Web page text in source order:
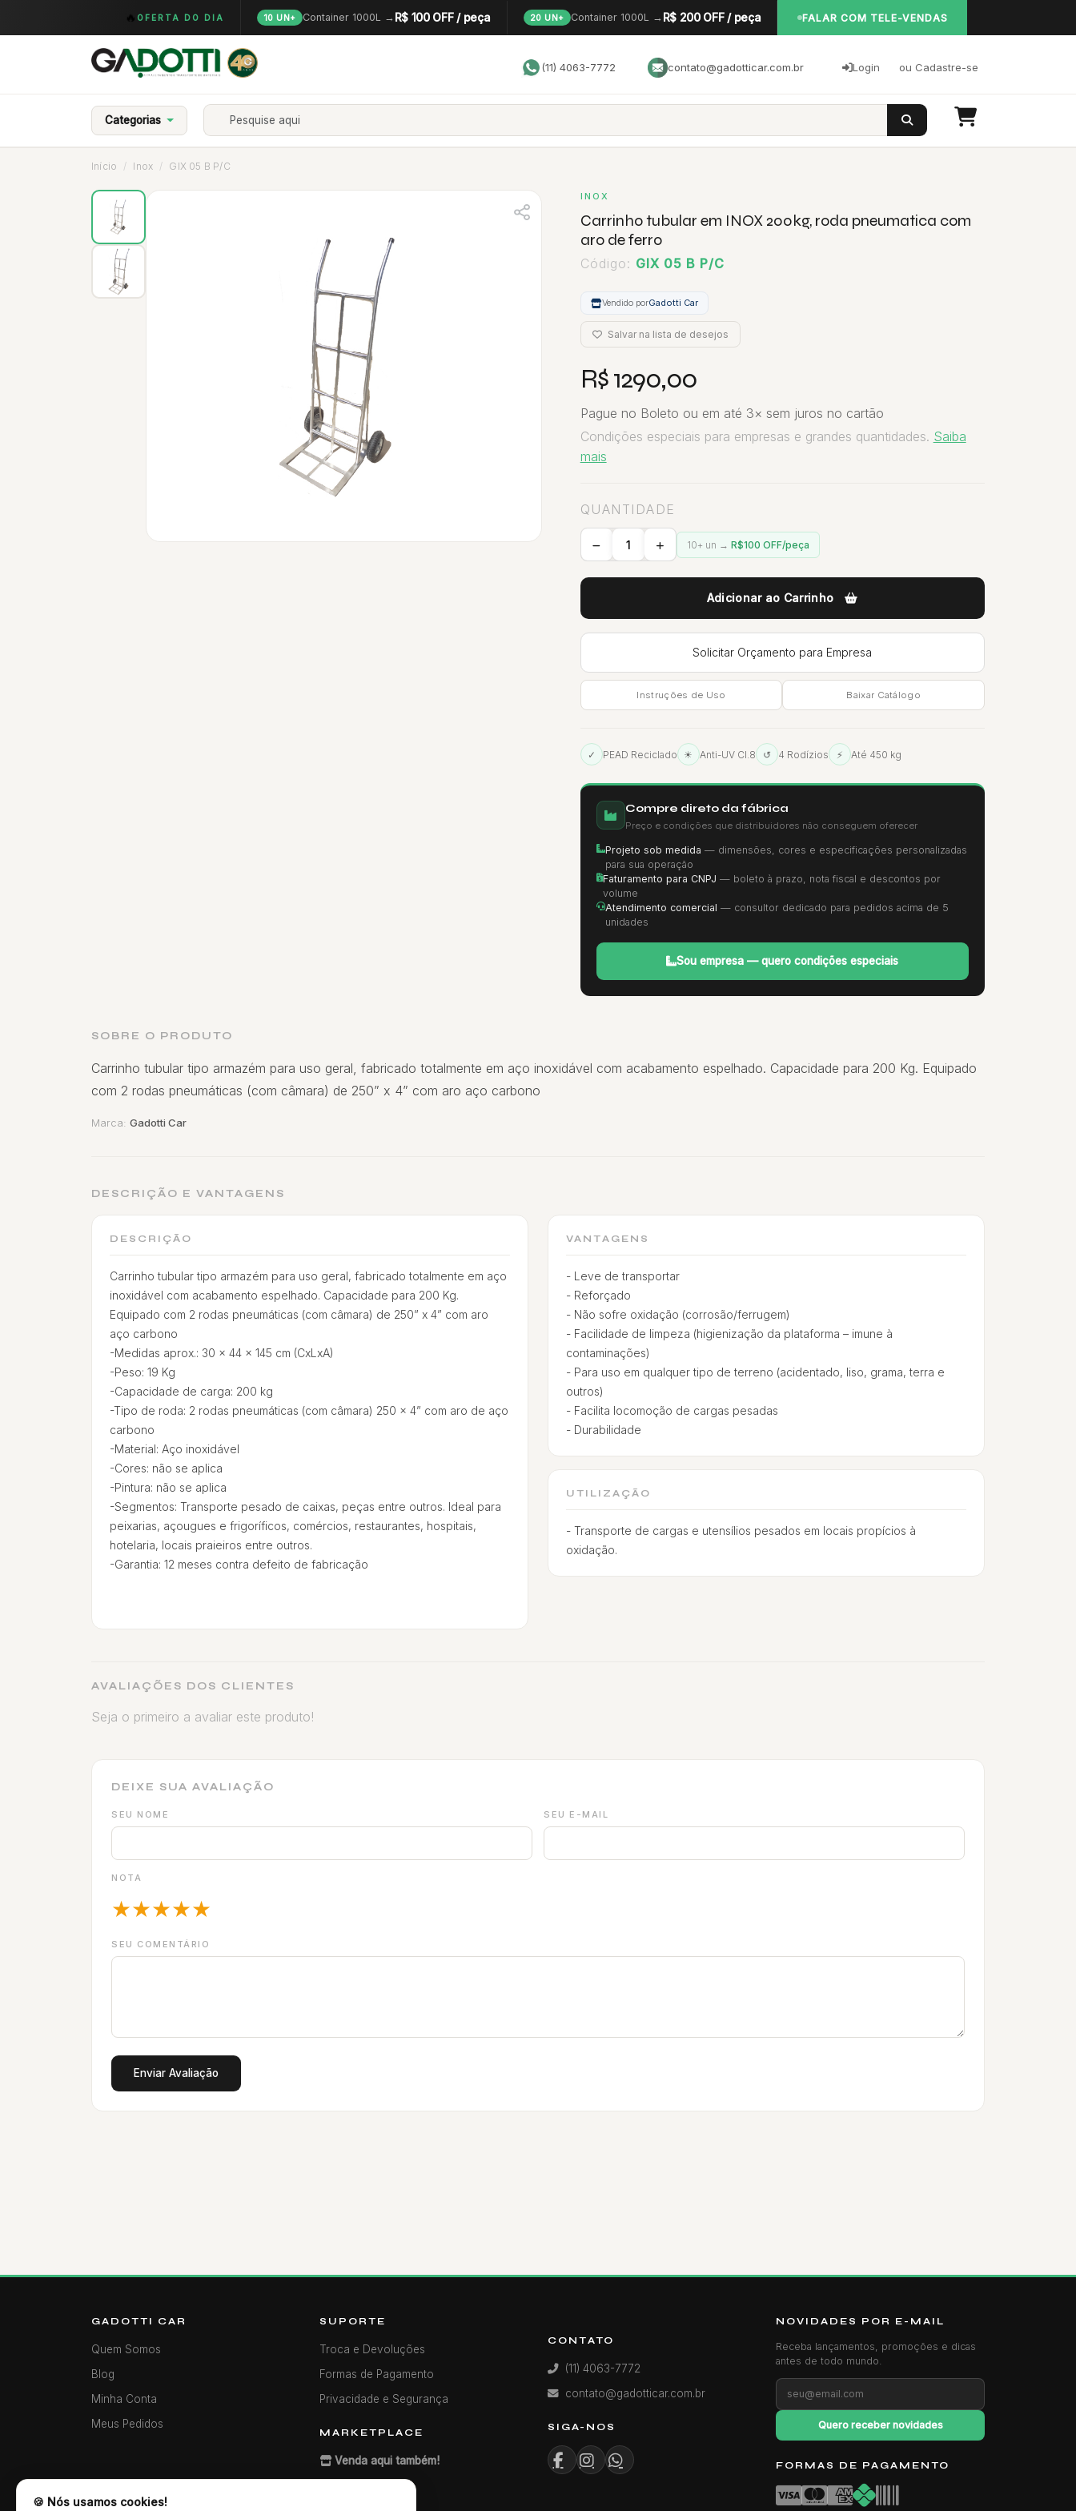
🍪 Nós usamos cookies!
🔥 OFERTA DO DIA 10 UN+ Container 1000L → R$ 100 OFF / peça 20 UN+ Container 1000L → R$ 200 OFF / peça FALAR COM TELE-VENDAS
(11) 4063-7772 contato@gadotticar.com.br Login ou Cadastre-se
Categorias
Início Inox GIX 05 B P/C
INOX
Carrinho tubular em INOX 200kg, roda pneumatica com
aro de ferro
Código: GIX 05 B P/C
Vendido porGadotti Car
Salvar na lista de desejos
R$ 1290,00
Pague no Boleto ou em até 3× sem juros no cartão
Condições especiais para empresas e grandes quantidades. Saiba
mais
QUANTIDADE
10+ un → R$100 OFF/peça
Adicionar ao Carrinho
Solicitar Orçamento para Empresa
Instruções de Uso Baixar Catálogo
✓ PEAD Reciclado ☀ Anti-UV Cl.8 ↺ 4 Rodízios ⚡ Até 450 kg
Compre direto da fábrica
Preço e condições que distribuidores não conseguem oferecer
Projeto sob medida — dimensões, cores e especificações personalizadas
para sua operação
Faturamento para CNPJ — boleto à prazo, nota fiscal e descontos por
volume
Atendimento comercial — consultor dedicado para pedidos acima de 5
unidades
Sou empresa — quero condições especiais
SOBRE O PRODUTO
Carrinho tubular tipo armazém para uso geral, fabricado totalmente em aço inoxidável com acabamento espelhado. Capacidade para 200 Kg. Equipado
com 2 rodas pneumáticas (com câmara) de 250” x 4” com aro aço carbono
Marca: Gadotti Car
DESCRIÇÃO E VANTAGENS
DESCRIÇÃO
Carrinho tubular tipo armazém para uso geral, fabricado totalmente em aço
inoxidável com acabamento espelhado. Capacidade para 200 Kg.
Equipado com 2 rodas pneumáticas (com câmara) de 250” x 4” com aro
aço carbono
-Medidas aprox.: 30 x 44 x 145 cm (CxLxA)
-Peso: 19 Kg
-Capacidade de carga: 200 kg
-Tipo de roda: 2 rodas pneumáticas (com câmara) 250 x 4” com aro de aço
carbono
-Material: Aço inoxidável
-Cores: não se aplica
-Pintura: não se aplica
-Segmentos: Transporte pesado de caixas, peças entre outros. Ideal para
peixarias, açougues e frigoríficos, comércios, restaurantes, hospitais,
hotelaria, locais praieiros entre outros.
-Garantia: 12 meses contra defeito de fabricação
VANTAGENS
- Leve de transportar
- Reforçado
- Não sofre oxidação (corrosão/ferrugem)
- Facilidade de limpeza (higienização da plataforma – imune à
contaminações)
- Para uso em qualquer tipo de terreno (acidentado, liso, grama, terra e
outros)
- Facilita locomoção de cargas pesadas
- Durabilidade
UTILIZAÇÃO
- Transporte de cargas e utensílios pesados em locais propícios à
oxidação.
AVALIAÇÕES DOS CLIENTES
Seja o primeiro a avaliar este produto!
DEIXE SUA AVALIAÇÃO
SEU NOME SEU E-MAIL
NOTA
★★★★★
SEU COMENTÁRIO
Enviar Avaliação
GADOTTI CAR
Quem Somos
Blog
Minha Conta
Meus Pedidos
SUPORTE
Troca e Devoluções
Formas de Pagamento
Privacidade e Segurança
MARKETPLACE
Venda aqui também!
CONTATO
(11) 4063-7772
contato@gadotticar.com.br
SIGA-NOS
NOVIDADES POR E-MAIL
Receba lançamentos, promoções e dicas
antes de todo mundo.
Quero receber novidades
FORMAS DE PAGAMENTO